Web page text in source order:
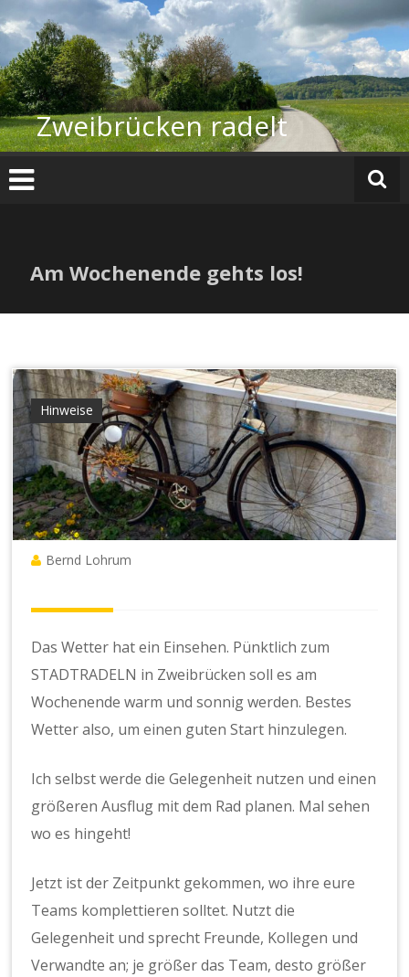
Inhalt
springen
Zweibrücken radelt
Am Wochenende gehts los!
Hinweise
Bernd Lohrum
Das Wetter hat ein Einsehen. Pünktlich zum
STADTRADELN in Zweibrücken soll es am
Wochenende warm und sonnig werden. Bestes
Wetter also, um einen guten Start hinzulegen.
Ich selbst werde die Gelegenheit nutzen und einen
größeren Ausflug mit dem Rad planen. Mal sehen
wo es hingeht!
Jetzt ist der Zeitpunkt gekommen, wo ihre eure
Teams komplettieren solltet. Nutzt die
Gelegenheit und sprecht Freunde, Kollegen und
Verwandte an; je größer das Team, desto größer